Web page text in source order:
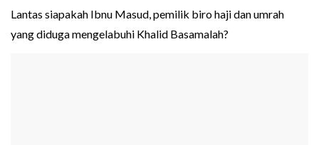
Lantas siapakah Ibnu Masud, pemilik biro haji dan umrah
yang diduga mengelabuhi Khalid Basamalah?